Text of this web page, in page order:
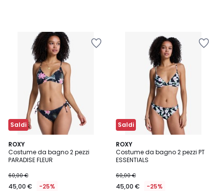
Saldi
ROXY
Costume da bagno 2 pezzi
PARADISE FLEUR
60,00 €
45,00 € -25%
Saldi
ROXY
Costume da bagno 2 pezzi PT
ESSENTIALS
60,00 €
45,00 € -25%
4
/
5